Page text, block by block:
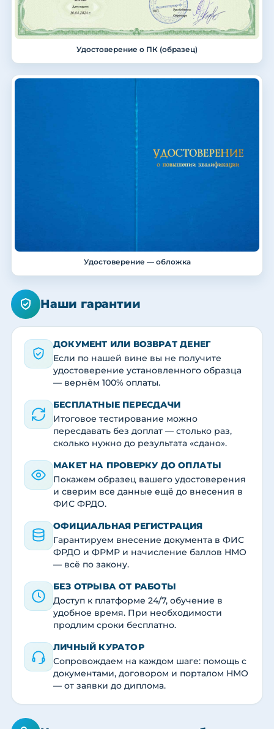
Удостоверение о ПК (образец)
Удостоверение — обложка
Наши гарантии
ДОКУМЕНТ ИЛИ ВОЗВРАТ ДЕНЕГ
Если по нашей вине вы не получите
удостоверение установленного образца
— вернём 100% оплаты.
БЕСПЛАТНЫЕ ПЕРЕСДАЧИ
Итоговое тестирование можно
пересдавать без доплат — столько раз,
сколько нужно до результата «сдано».
МАКЕТ НА ПРОВЕРКУ ДО ОПЛАТЫ
Покажем образец вашего удостоверения
и сверим все данные ещё до внесения в
ФИС ФРДО.
ОФИЦИАЛЬНАЯ РЕГИСТРАЦИЯ
Гарантируем внесение документа в ФИС
ФРДО и ФРМР и начисление баллов НМО
— всё по закону.
БЕЗ ОТРЫВА ОТ РАБОТЫ
Доступ к платформе 24/7, обучение в
удобное время. При необходимости
продлим сроки бесплатно.
ЛИЧНЫЙ КУРАТОР
Сопровождаем на каждом шаге: помощь с
документами, договором и порталом НМО
— от заявки до диплома.